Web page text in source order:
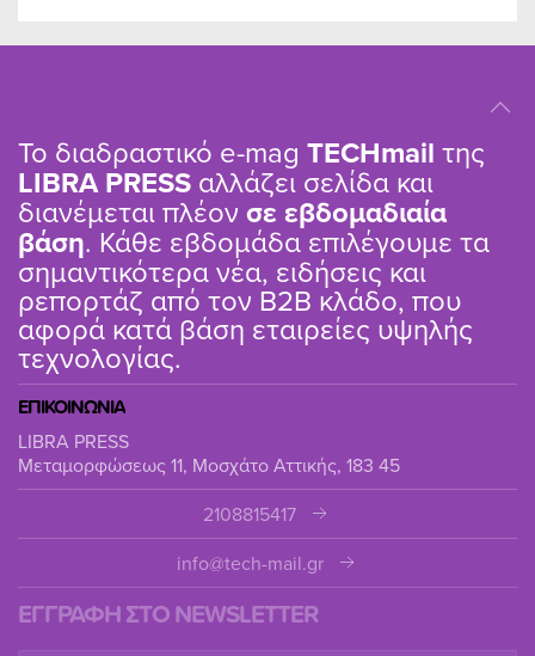
Το διαδραστικό e-mag TΕCHmail της
LIBRA PRESS αλλάζει σελίδα και
διανέμεται πλέον σε εβδομαδιαία
βάση. Κάθε εβδομάδα επιλέγουμε τα
σημαντικότερα νέα, ειδήσεις και
ρεπορτάζ από τον B2B κλάδο, που
αφορά κατά βάση εταιρείες υψηλής
τεχνολογίας.
ΕΠΙΚΟΙΝΩΝΙΑ
LIBRA PRESS
Μεταμορφώσεως 11, Μοσχάτο Αττικής, 183 45
2108815417
info@tech-mail.gr
ΕΓΓΡΑΦΗ ΣΤΟ NEWSLETTER